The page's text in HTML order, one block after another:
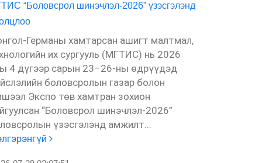
“Боловсрол шинэчлэл-2026” үзэсгэлэнд
Германы хамтарсан ашигт малтмал,
их сургууль (МГТИС) нь 2026
4 дүгээр сарын 23–26-ны өдрүүдэд
боловсролын газар болон
Экспо төв хамтран зохион
“Боловсрол шинэчлэл-2026”
үзэсгэлэнд амжилт...